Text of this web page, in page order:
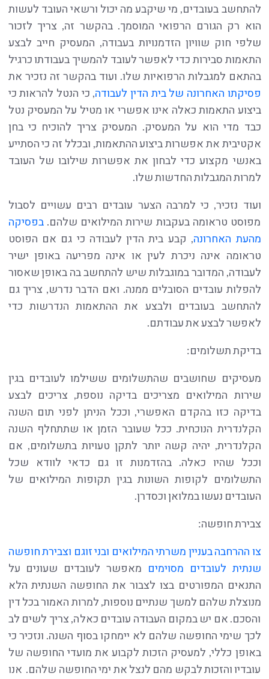
להתחשב בעובדים, מי שיקבע מה יכול ורשאי העובד לעשות
הוא רק הגורם הרפואי המוסמך. בהקשר זה, צריך לזכור
שלפי חוק שוויון הזדמנויות בעבודה, המעסיק חייב לבצע
התאמות סבירות כדי לאפשר לעובד להמשיך בעבודתו כרגיל
בהתאם למגבלות הרפואיות שלו. ועוד בהקשר זה נזכיר את
פסיקתו האחרונה של בית הדין לעבודה, כי הנטל להראות כי
ביצוע התאמות כאלה אינו אפשרי או מטיל על המעסיק נטל
כבד מדי הוא על המעסיק. המעסיק צריך להוכיח כי בחן
אקטיבית את אפשרות ביצוע ההתאמות, ובכלל זה כי הסתייע
באנשי מקצוע כדי לבחון את אפשרות שילובו של העובד
למרות המגבלות החדשות שלו.
ועוד נזכיר, כי למרבה הצער עובדים רבים עשויים לסבול
מפוסט טראומה בעקבות שירות המילואים שלהם.בפסיקה
מהעת האחרונה, קבע בית הדין לעבודה כי גם אם הפוסט
טראומה אינה ניכרת לעין או אינה מפריעה באופן ישיר
לעבודה, המדובר במוגבלות שיש להתחשב בה באופן שאסור
להפלות עובדים הסובלים ממנה. ואם הדבר נדרש, צריך גם
להתחשב בעובדים ולבצע את ההתאמות הנדרשות כדי
לאפשר לבצע את עבודתם.
בדיקת תשלומים:
מעסיקים שחושבים שהתשלומים ששילמו לעובדים בגין
שירות המילואים מצריכים בדיקה נוספת, צריכים לבצע
בדיקה כזו בהקדם האפשרי, וככל הניתן לפני תום השנה
הקלנדרית הנוכחית. ככל שעובר הזמן או שתתחלף השנה
הקלנדרית, יהיה קשה יותר לתקן טעויות בתשלומים, אם
וככל שהיו כאלה. בהזדמנות זו גם כדאי לוודא שכל
התשלומים לקופות השונות בגין תקופות המילואים של
העובדים נעשו במלואן וכסדרן.
צבירת חופשה:
צו ההרחבה בעניין משרתי המילואים ובני זוגם וצבירת חופשה
שנתית לעובדים מסוימים מאפשר לעובדים שעונים על
התנאים המפורטים בצו לצבור את החופשה השנתית הלא
מנוצלת שלהם למשך שנתיים נוספות, למרות האמור בכל דין
והסכם. אם יש במקום העבודה עובדים כאלה, צריך לשים לב
לכך שימי החופשה שלהם לא יימחקו בסוף השנה. ונזכיר כי
באופן כללי, למעסיק הזכות לקבוע את מועדי החופשה של
עובדיו והזכות לבקש מהם לנצל את ימי החופשה שלהם. אנו